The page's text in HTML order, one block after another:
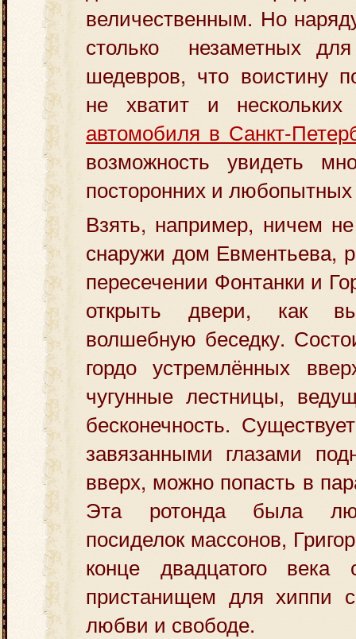
величественным. Но
столько незаметных для
шедевров, что воистину
не хватит и
автомобиля в Санкт-
возможность увидеть
посторонних и любопытных
Взять, например, ничем
снаружи дом Евментьева,
пересечении Фонтанки и
открыть двери, как
волшебную беседку.
гордо устремлённых
чугунные лестницы,
бесконечность.
завязанными глазами
вверх, можно попасть в
Эта ротонда была
посиделок массонов,
конце двадцатого века
пристанищем для хиппи
любви и свободе.